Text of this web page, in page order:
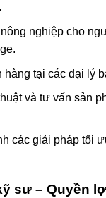
nghiệp cho
hàng tại các đại lý
và tư vấn sản
các giải pháp tối
sư – Quyền